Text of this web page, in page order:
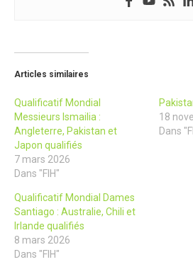
Articles similaires
Qualificatif Mondial
Messieurs Ismailia :
Angleterre, Pakistan et
Japon qualifiés
7 mars 2026
Dans "FIH"
18
Dans
Qualificatif Mondial Dames
Santiago : Australie, Chili et
Irlande qualifiés
8 mars 2026
Dans "FIH"